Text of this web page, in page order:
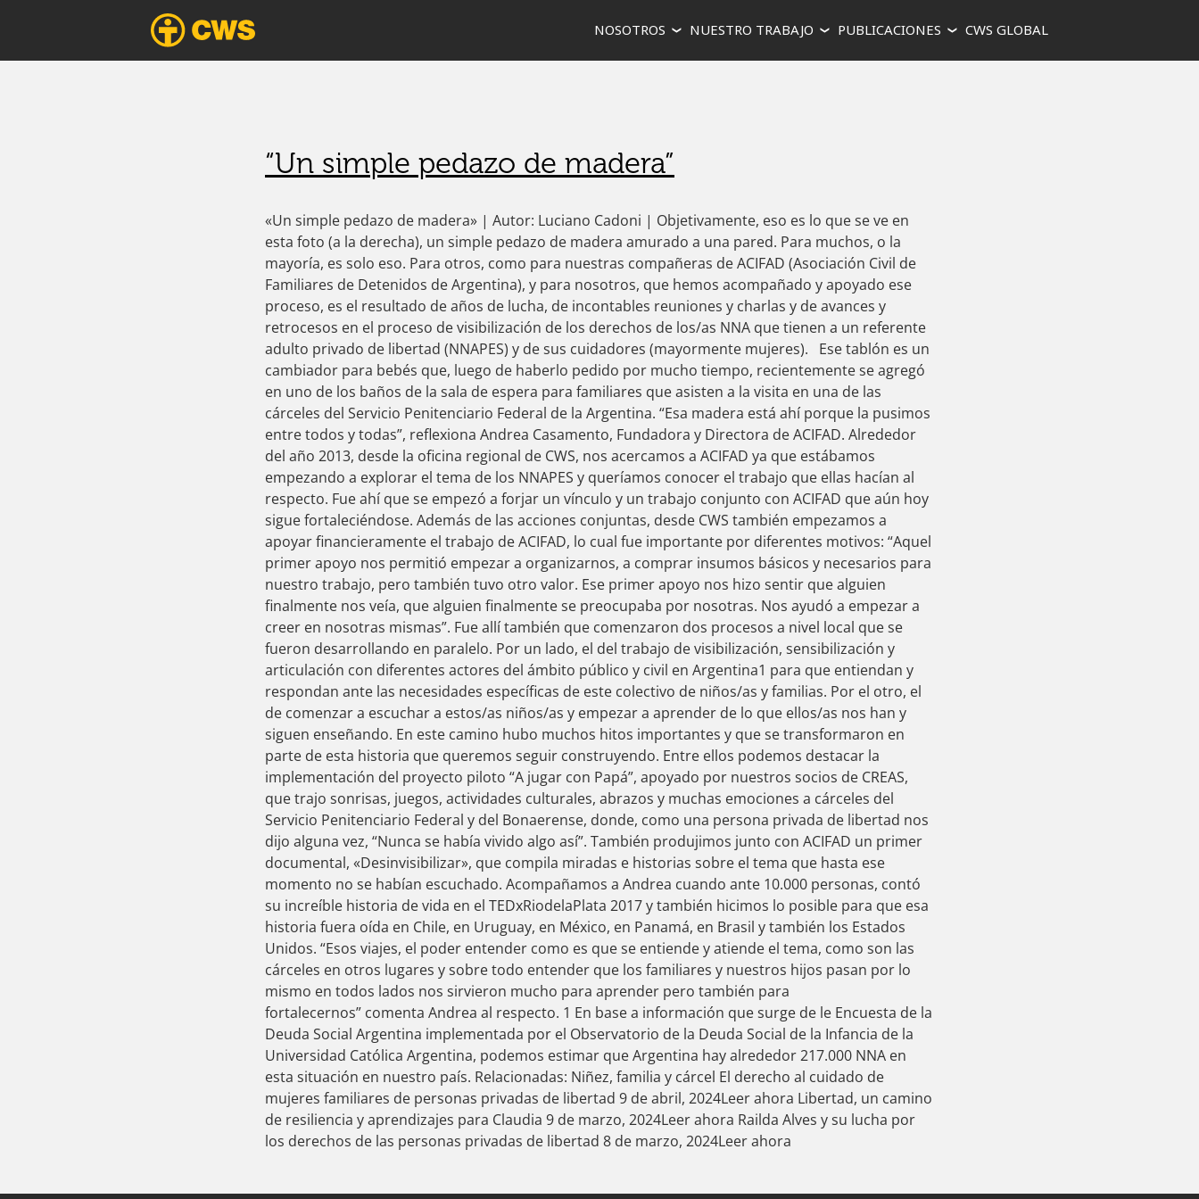
CWS América Latina y el Caribe
Trabajando en forma ecuménica para erradicar el hambre, la pobreza y promover la paz y la justicia.
NOSOTROS NUESTRO TRABAJO PUBLICACIONES CWS GLOBAL
“Un simple pedazo de madera”
«Un simple pedazo de madera» | Autor: Luciano Cadoni | Objetivamente, eso es lo que se ve en
esta foto (a la derecha), un simple pedazo de madera amurado a una pared. Para muchos, o la
mayoría, es solo eso. Para otros, como para nuestras compañeras de ACIFAD (Asociación Civil de
Familiares de Detenidos de Argentina), y para nosotros, que hemos acompañado y apoyado ese
proceso, es el resultado de años de lucha, de incontables reuniones y charlas y de avances y
retrocesos en el proceso de visibilización de los derechos de los/as NNA que tienen a un referente
adulto privado de libertad (NNAPES) y de sus cuidadores (mayormente mujeres). Ese tablón es un
cambiador para bebés que, luego de haberlo pedido por mucho tiempo, recientemente se agregó
en uno de los baños de la sala de espera para familiares que asisten a la visita en una de las
cárceles del Servicio Penitenciario Federal de la Argentina. “Esa madera está ahí porque la pusimos
entre todos y todas”, reflexiona Andrea Casamento, Fundadora y Directora de ACIFAD. Alrededor
del año 2013, desde la oficina regional de CWS, nos acercamos a ACIFAD ya que estábamos
empezando a explorar el tema de los NNAPES y queríamos conocer el trabajo que ellas hacían al
respecto. Fue ahí que se empezó a forjar un vínculo y un trabajo conjunto con ACIFAD que aún hoy
sigue fortaleciéndose. Además de las acciones conjuntas, desde CWS también empezamos a
apoyar financieramente el trabajo de ACIFAD, lo cual fue importante por diferentes motivos: “Aquel
primer apoyo nos permitió empezar a organizarnos, a comprar insumos básicos y necesarios para
nuestro trabajo, pero también tuvo otro valor. Ese primer apoyo nos hizo sentir que alguien
finalmente nos veía, que alguien finalmente se preocupaba por nosotras. Nos ayudó a empezar a
creer en nosotras mismas”. Fue allí también que comenzaron dos procesos a nivel local que se
fueron desarrollando en paralelo. Por un lado, el del trabajo de visibilización, sensibilización y
articulación con diferentes actores del ámbito público y civil en Argentina1 para que entiendan y
respondan ante las necesidades específicas de este colectivo de niños/as y familias. Por el otro, el
de comenzar a escuchar a estos/as niños/as y empezar a aprender de lo que ellos/as nos han y
siguen enseñando. En este camino hubo muchos hitos importantes y que se transformaron en
parte de esta historia que queremos seguir construyendo. Entre ellos podemos destacar la
implementación del proyecto piloto “A jugar con Papá”, apoyado por nuestros socios de CREAS,
que trajo sonrisas, juegos, actividades culturales, abrazos y muchas emociones a cárceles del
Servicio Penitenciario Federal y del Bonaerense, donde, como una persona privada de libertad nos
dijo alguna vez, “Nunca se había vivido algo así”. También produjimos junto con ACIFAD un primer
documental, «Desinvisibilizar», que compila miradas e historias sobre el tema que hasta ese
momento no se habían escuchado. Acompañamos a Andrea cuando ante 10.000 personas, contó
su increíble historia de vida en el TEDxRiodelaPlata 2017 y también hicimos lo posible para que esa
historia fuera oída en Chile, en Uruguay, en México, en Panamá, en Brasil y también los Estados
Unidos. “Esos viajes, el poder entender como es que se entiende y atiende el tema, como son las
cárceles en otros lugares y sobre todo entender que los familiares y nuestros hijos pasan por lo
mismo en todos lados nos sirvieron mucho para aprender pero también para
fortalecernos” comenta Andrea al respecto. 1 En base a información que surge de le Encuesta de la
Deuda Social Argentina implementada por el Observatorio de la Deuda Social de la Infancia de la
Universidad Católica Argentina, podemos estimar que Argentina hay alrededor 217.000 NNA en
esta situación en nuestro país. Relacionadas: Niñez, familia y cárcel El derecho al cuidado de
mujeres familiares de personas privadas de libertad 9 de abril, 2024Leer ahora Libertad, un camino
de resiliencia y aprendizajes para Claudia 9 de marzo, 2024Leer ahora Railda Alves y su lucha por
los derechos de las personas privadas de libertad 8 de marzo, 2024Leer ahora